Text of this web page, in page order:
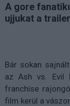
A gore
ujjukat a
Bár sokan
az Ash vs. Evil
franchise
film kerül a